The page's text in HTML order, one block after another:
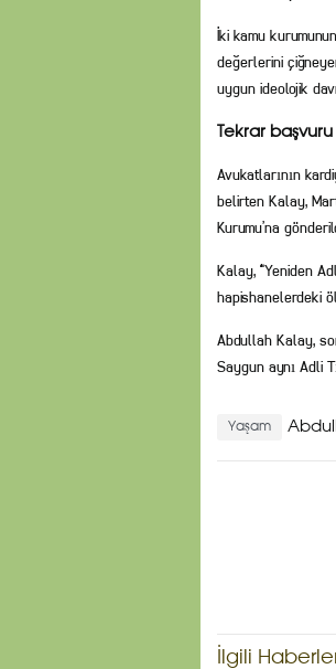
İki kamu
değerlerini
uygun ideolojik
Tekrar başvuru
Avukatlarının
belirten Kalay,
Kurumu’na
Kalay, “Yeniden
hapishanelerdeki
Abdullah Kalay,
Saygun aynı Adli
Yaşam
İlgili